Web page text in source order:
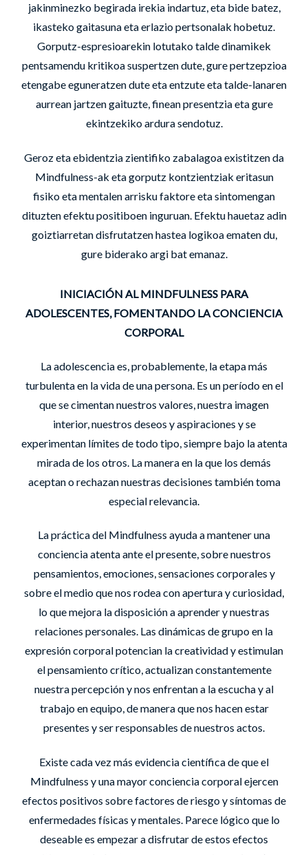
jakinminezko begirada irekia indartuz, eta bide batez,
ikasteko gaitasuna eta erlazio pertsonalak hobetuz.
Gorputz-espresioarekin lotutako talde dinamikek
pentsamendu kritikoa suspertzen dute, gure pertzepzioa
etengabe eguneratzen dute eta entzute eta talde-lanaren
aurrean jartzen gaituzte, finean presentzia eta gure
ekintzekiko ardura sendotuz.
Geroz eta ebidentzia zientifiko zabalagoa existitzen da
Mindfulness-ak eta gorputz kontzientziak eritasun
fisiko eta mentalen arrisku faktore eta sintomengan
dituzten efektu positiboen inguruan. Efektu hauetaz adin
goiztiarretan disfrutatzen hastea logikoa ematen du,
gure biderako argi bat emanaz.
INICIACIÓN AL MINDFULNESS PARA
ADOLESCENTES, FOMENTANDO LA CONCIENCIA
CORPORAL
La adolescencia es, probablemente, la etapa más
turbulenta en la vida de una persona. Es un período en el
que se cimentan nuestros valores, nuestra imagen
interior, nuestros deseos y aspiraciones y se
experimentan límites de todo tipo, siempre bajo la atenta
mirada de los otros. La manera en la que los demás
aceptan o rechazan nuestras decisiones también toma
especial relevancia.
La práctica del Mindfulness ayuda a mantener una
conciencia atenta ante el presente, sobre nuestros
pensamientos, emociones, sensaciones corporales y
sobre el medio que nos rodea con apertura y curiosidad,
lo que mejora la disposición a aprender y nuestras
relaciones personales. Las dinámicas de grupo en la
expresión corporal potencian la creatividad y estimulan
el pensamiento crítico, actualizan constantemente
nuestra percepción y nos enfrentan a la escucha y al
trabajo en equipo, de manera que nos hacen estar
presentes y ser responsables de nuestros actos.
Existe cada vez más evidencia científica de que el
Mindfulness y una mayor conciencia corporal ejercen
efectos positivos sobre factores de riesgo y síntomas de
enfermedades físicas y mentales. Parece lógico que lo
deseable es empezar a disfrutar de estos efectos